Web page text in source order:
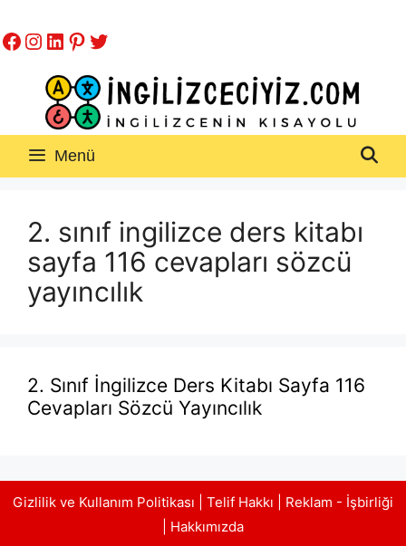
atla
Facebook
Instagram
LinkedIn
Pinterest
Twitter
Menü
2. sınıf ingilizce ders kitabı
sayfa 116 cevapları sözcü
yayıncılık
2. Sınıf İngilizce Ders Kitabı Sayfa 116
Cevapları Sözcü Yayıncılık
Gizlilik ve Kullanım Politikası Telif Hakkı
Reklam - İşbirliği
Hakkımızda